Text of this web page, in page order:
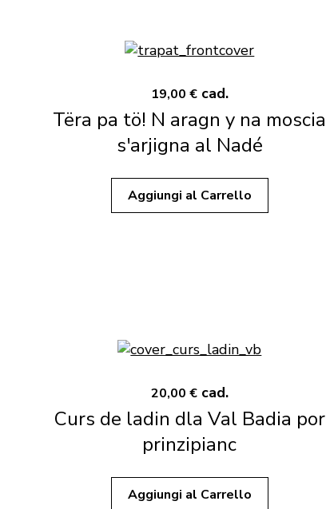
19,00 € cad.
Tëra pa tö! N aragn y na moscia
s'arjigna al Nadé
Aggiungi al Carrello
20,00 € cad.
Curs de ladin dla Val Badia por
prinzipianc
Aggiungi al Carrello